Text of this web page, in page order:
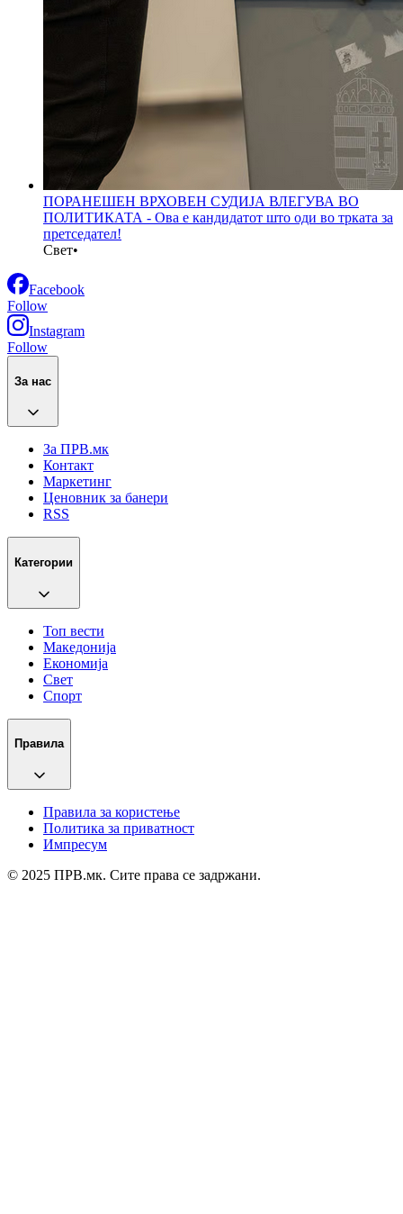
ПОРАНЕШЕН ВРХОВЕН СУДИЈА ВЛЕГУВА ВО
ПОЛИТИКАТА - Ова е кандидатот што оди во трката за
претседател!
Свет•
Facebook
Follow
Instagram
Follow
За нас
За ПРВ.мк
Контакт
Маркетинг
Ценовник за банери
RSS
Категории
Топ вести
Македонија
Економија
Свет
Спорт
Правила
Правила за користење
Политика за приватност
Импресум
© 2025 ПРВ.мк. Сите права се задржани.